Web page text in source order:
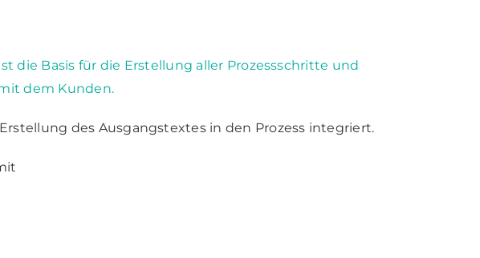
die Basis für die Erstellung aller Prozessschritte und
dem Kunden.
des Ausgangstextes in den Prozess integriert.